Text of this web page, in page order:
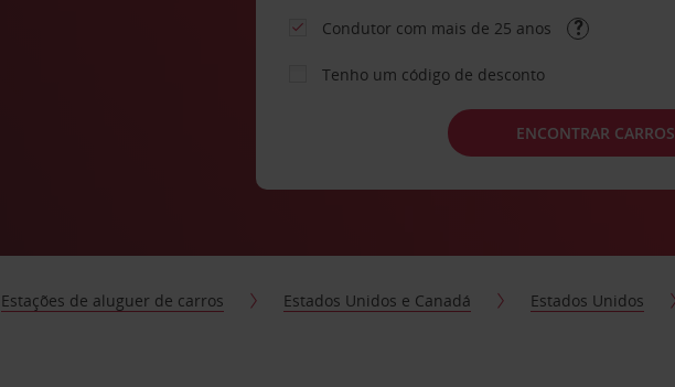
Condutor com mais de 25 anos
Tenho um código de desconto
ENCONTRAR CARROS
Estações de aluguer de carros Estados Unidos e Canadá Estados Unidos